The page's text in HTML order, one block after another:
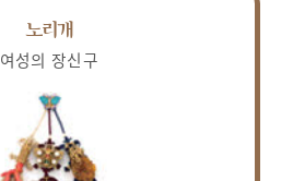
노리개
여성의 장신구